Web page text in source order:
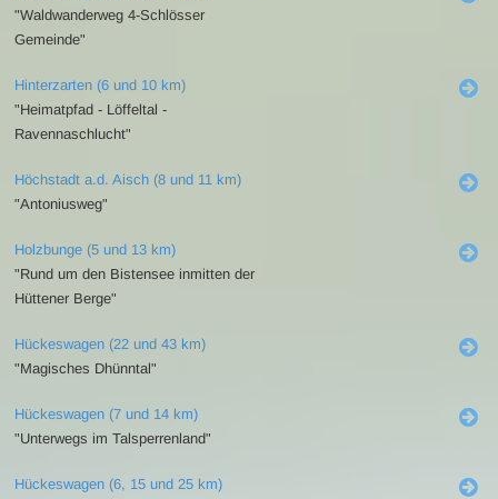
"Waldwanderweg 4-Schlösser
Gemeinde"
Hinterzarten (6 und 10 km)
"Heimatpfad - Löffeltal -
Ravennaschlucht"
Höchstadt a.d. Aisch (8 und 11 km)
"Antoniusweg"
Holzbunge (5 und 13 km)
"Rund um den Bistensee inmitten der
Hüttener Berge"
Hückeswagen (22 und 43 km)
"Magisches Dhünntal"
Hückeswagen (7 und 14 km)
"Unterwegs im Talsperrenland"
Hückeswagen (6, 15 und 25 km)